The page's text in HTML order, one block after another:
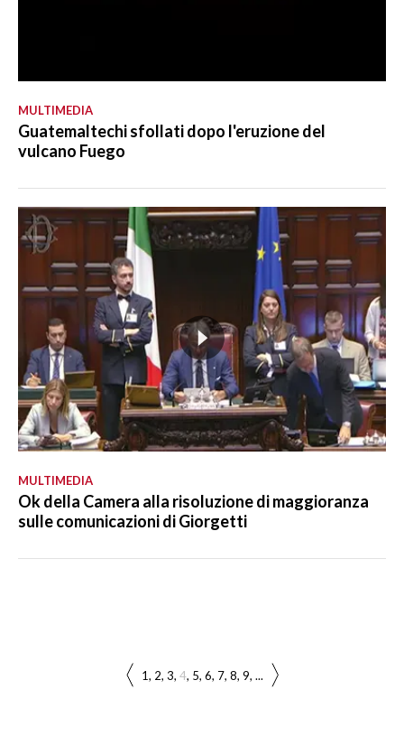
MULTIMEDIA
Guatemaltechi sfollati dopo l'eruzione del
vulcano Fuego
MULTIMEDIA
Ok della Camera alla risoluzione di maggioranza
sulle comunicazioni di Giorgetti
1 2 3 4 5 6 7 8 9 ...